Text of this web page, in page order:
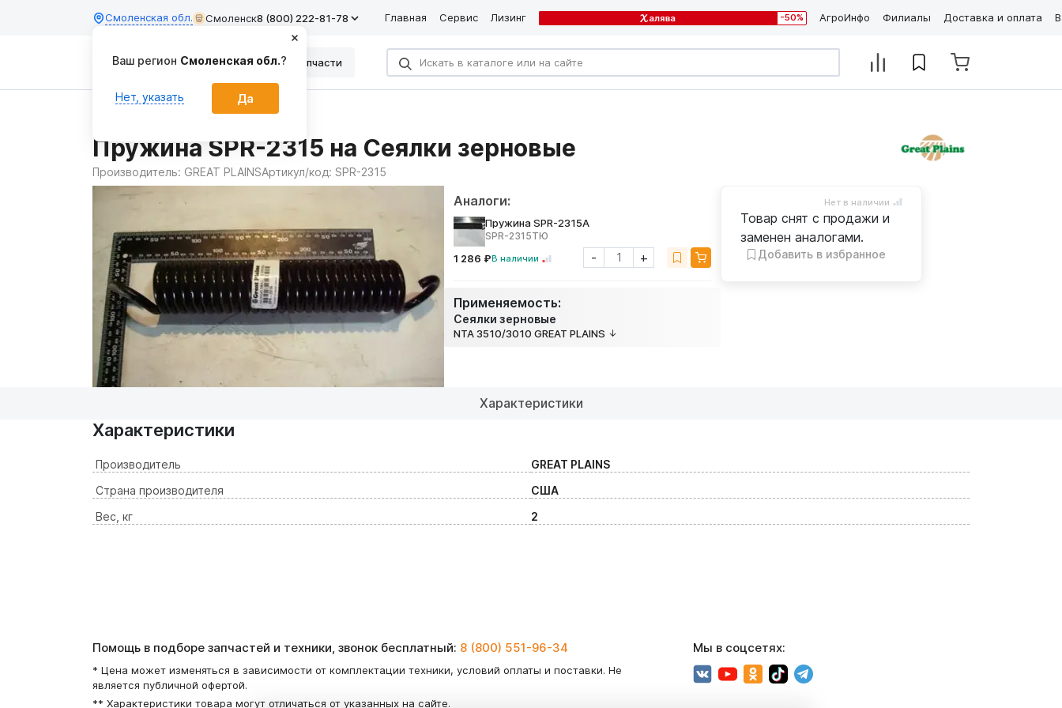
Смоленская обл. Смоленск8 (800) 222-81-78 Главная Сервис Лизинг -50% АгроИнфо Филиалы Доставка и оплата
Каталог Запчасти
Пружина SPR-2315 на Сеялки зерновые
Производитель: GREAT PLAINSАртикул/код: SPR-2315
Аналоги:
Пружина SPR-2315А
SPR-2315ТЮ
1 286 ₽В наличии - +
Применяемость:
Сеялки зерновые
NTA 3510/3010 GREAT PLAINS
Нет в наличии
Товар снят с продажи и
заменен аналогами.
Добавить в избранное
Характеристики
Характеристики
Производитель
GREAT PLAINS
Страна производителя
США
Вес, кг
2
Помощь в подборе запчастей и техники, звонок бесплатный: 8 (800) 551-96-34
* Цена может изменяться в зависимости от комплектации техники, условий оплаты и поставки. Не
является публичной офертой.
** Характеристики товара могут отличаться от указанных на сайте.
Мы в соцсетях: